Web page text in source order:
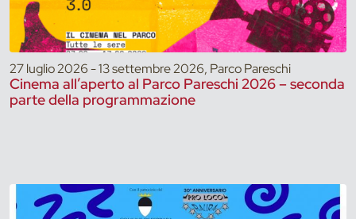
27 luglio 2026 - 13 settembre 2026, Parco Pareschi
Cinema all’aperto al Parco Pareschi 2026 – seconda
parte della programmazione